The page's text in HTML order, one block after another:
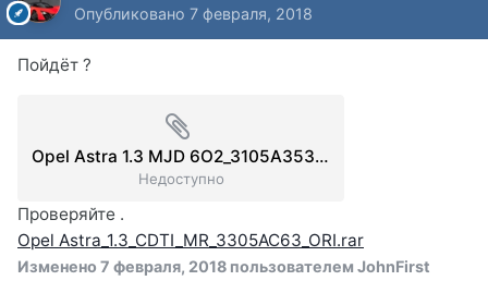
Опубликовано 7 февраля, 2018
Пойдёт ?
Opel Astra 1.3 MJD 6O2_3105A353_stok_ single.rar
Недоступно
Проверяйте .
Opel Astra_1.3_CDTI_MR_3305AC63_ORI.rar
Изменено 7 февраля, 2018 пользователем JohnFirst